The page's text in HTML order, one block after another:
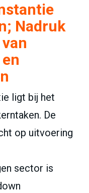
Nadruk
ligt bij het
De
op uitvoering
sector is